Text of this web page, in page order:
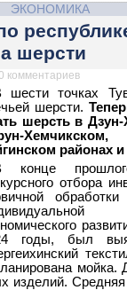
ЭКОНОМИКА
шерсти
шести точках
шерсти.
шерсть в
районах
конце
отбора
годы, был
мойка.
изделий.